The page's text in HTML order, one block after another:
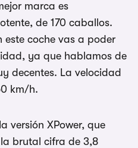
marca es
de 170 caballos.
coche vas a poder
ya que hablamos de
decentes. La velocidad
km/h.
versión XPower, que
brutal cifra de 3,8